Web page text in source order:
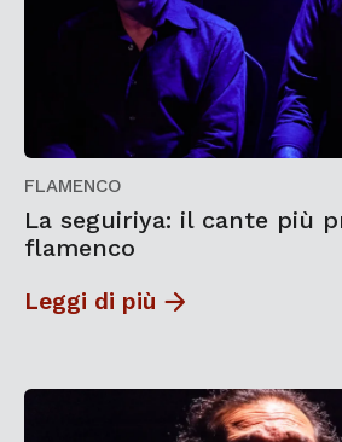
FLAMENCO
La seguiriya: il cante più
flamenco
Leggi di più